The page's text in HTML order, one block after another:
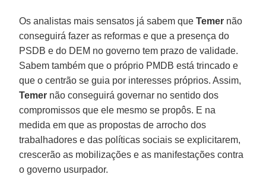
Os analistas mais sensatos já sabem queTemer não
conseguirá fazer as reformas e que a presença do
PSDB e do DEM no governo tem prazo de validade.
Sabem também que o próprio PMDB está trincado e
que o centrão se guia por interesses próprios. Assim,
Temer não conseguirá governar no sentido dos
compromissos que ele mesmo se propôs. E na
medida em que as propostas de arrocho dos
trabalhadores e das políticas sociais se explicitarem,
crescerão as mobilizações e as manifestações contra
o governo usurpador.